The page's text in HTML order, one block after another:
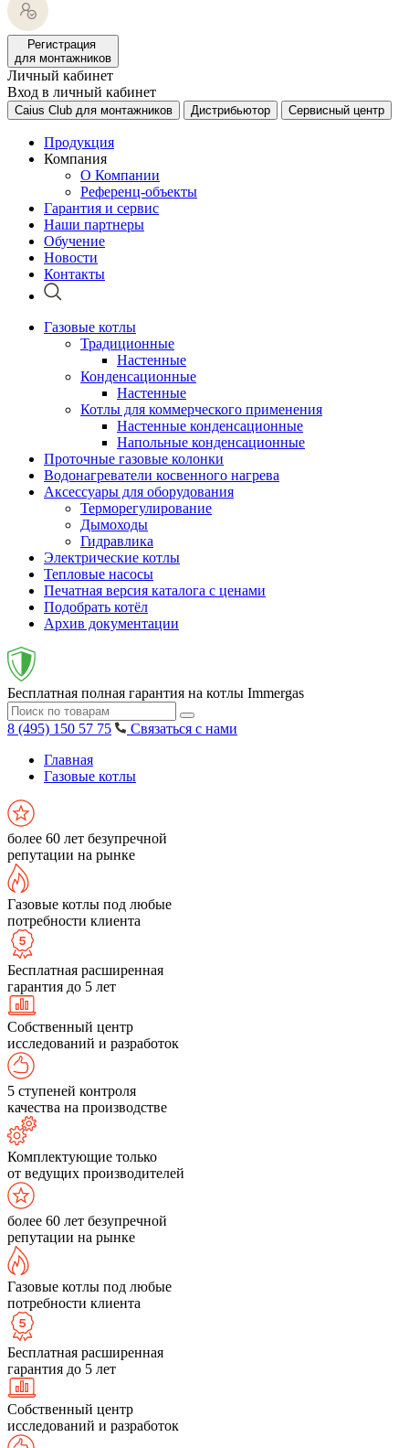
Регистрация
для монтажников
Личный кабинет
Вход в личный кабинет
Caius Club для монтажников Дистрибьютор Сервисный центр
Продукция
Компания
О Компании
Референц-объекты
Гарантия и сервис
Наши партнеры
Обучение
Новости
Контакты
Газовые котлы
Традиционные
Настенные
Конденсационные
Настенные
Котлы для коммерческого применения
Настенные конденсационные
Напольные конденсационные
Проточные газовые колонки
Водонагреватели косвенного нагрева
Аксессуары для оборудования
Терморегулирование
Дымоходы
Гидравлика
Электрические котлы
Тепловые насосы
Печатная версия каталога с ценами
Подобрать котёл
Архив документации
Бесплатная полная гарантия на котлы Immergas
8 (495) 150 57 75
Связаться с нами
Главная
Газовые котлы
более 60 лет безупречной
репутации на рынке
Газовые котлы под любые
потребности клиента
Бесплатная расширенная
гарантия до 5 лет
Собственный центр
исследований и разработок
5 ступеней контроля
качества на производстве
Комплектующие только
от ведущих производителей
более 60 лет безупречной
репутации на рынке
Газовые котлы под любые
потребности клиента
Бесплатная расширенная
гарантия до 5 лет
Собственный центр
исследований и разработок